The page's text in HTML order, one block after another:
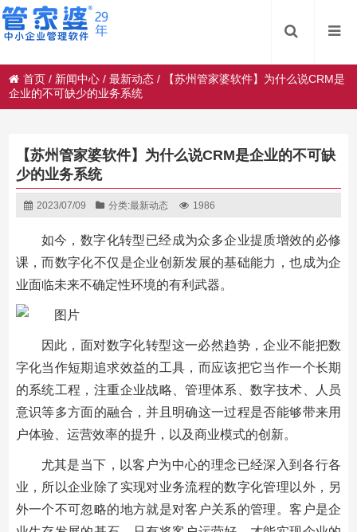
首页 / 新闻中心 /最新动态 /
【苏州管家婆软件】为什么说CRM是
企业的不可缺少的业务系统
【苏州管家婆软件】为什么说CRM是企业的不可缺
少的业务系统
2023/07/09 分类:最新动态 1986
如今，数字化转型已经成为众多企业提质增效的必修
课，而数字化不仅是企业创新发展的基础能力，也成为企
业面临未来不确定性环境的有利武器。
因此，面对数字化转型这一必然趋势，企业不能把数
字化当作短期追求效益的工具，而应该把它当作一个长期
的系统工程，注重企业战略、管理体系、数字技术、人员
意识等多方面的融合，并且明确这一过程是否能够带来用
户体验、运营效率的提升，以及商业模式的创新。
尤其是当下，以客户为中心的理念已经深入到各行各
业，所以企业除了实现对业务流程的数字化管理以外，另
外一个不可忽略的地方就是对客户关系的管理。客户是企